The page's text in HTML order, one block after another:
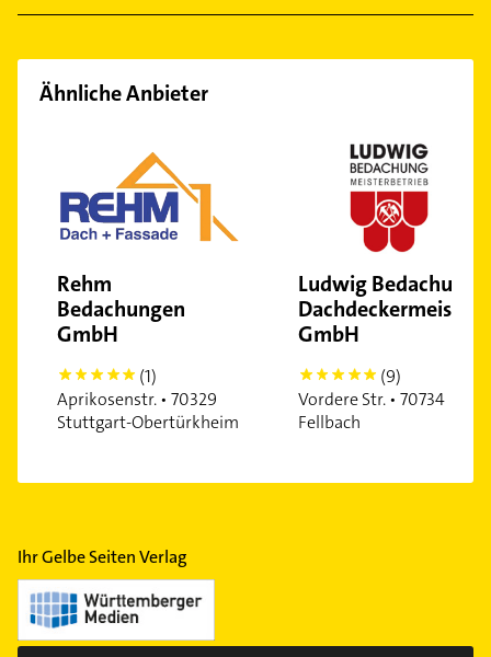
Ähnliche Anbieter
Rehm
Bedachungen
GmbH
5
(1)
Aprikosenstr. • 70329
Stuttgart-Obertürkheim
Ludwig Bedachung
GmbH
5
(9)
Vordere Str. • 70734
Fellbach
Ihr Gelbe Seiten Verlag